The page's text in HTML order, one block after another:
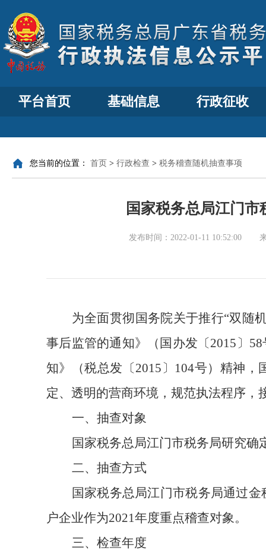
平台首页 基础信息 行政征收
您当前的位置： 首页 > 行政检查 > 税务稽查随机抽查事项
国家税务总局江门
发布时间： 2022-01-11 10:52:00
为全面贯彻国务院关于推行“双随
事后监管的通知》（国办发〔2015〕
知》（税总发〔2015〕104号）精神，
定、透明的营商环境，规范执法程序
一、抽查对象
国家税务总局江门市税务局研究确
二、抽查方式
国家税务总局江门市税务局通过金
户企业作为2021年度重点稽查对象。
三、检查年度